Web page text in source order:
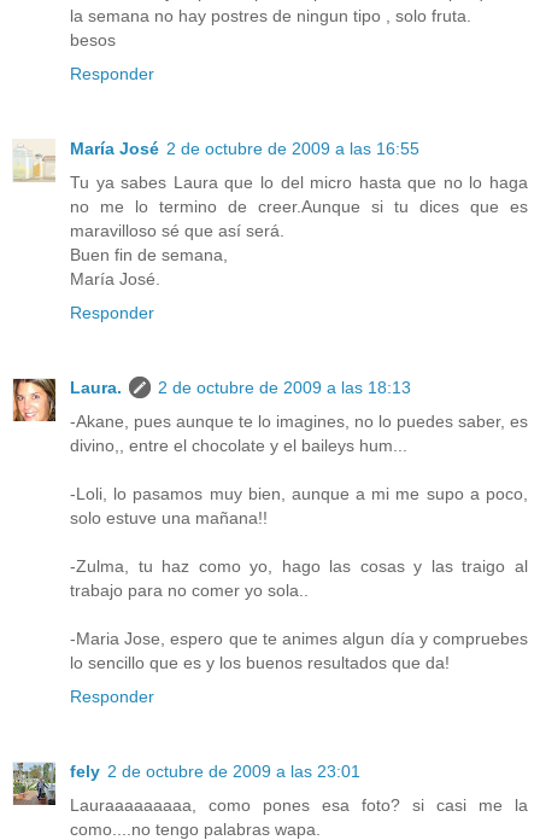
la semana no hay postres de ningun tipo , solo fruta.
besos
Responder
María José 2 de octubre de 2009 a las 16:55
Tu ya sabes Laura que lo del micro hasta que no lo haga
no me lo termino de creer.Aunque si tu dices que es
maravilloso sé que así será.
Buen fin de semana,
María José.
Responder
Laura.
2 de octubre de 2009 a las 18:13
-Akane, pues aunque te lo imagines, no lo puedes saber, es
divino,, entre el chocolate y el baileys hum...
-Loli, lo pasamos muy bien, aunque a mi me supo a poco,
solo estuve una mañana!!
-Zulma, tu haz como yo, hago las cosas y las traigo al
trabajo para no comer yo sola..
-Maria Jose, espero que te animes algun día y compruebes
lo sencillo que es y los buenos resultados que da!
Responder
fely 2 de octubre de 2009 a las 23:01
Lauraaaaaaaaa, como pones esa foto? si casi me la
como....no tengo palabras wapa.